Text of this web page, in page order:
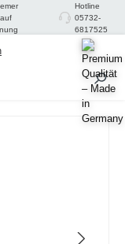
Hotline
05732-
6817525